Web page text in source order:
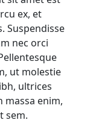
ex, et
Suspendisse
nec orci
ut molestie
ultrices
massa enim,
sem.